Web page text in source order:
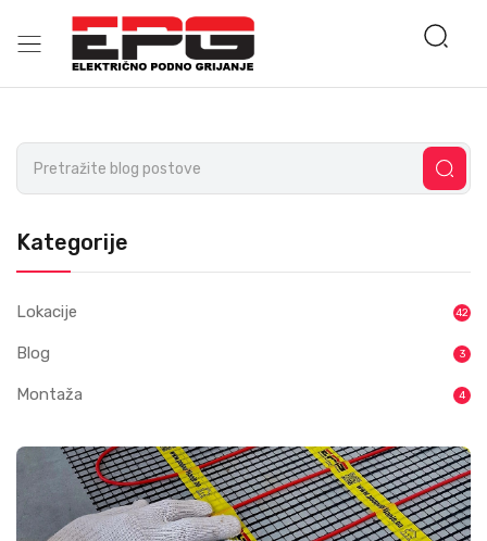
Kategorije
Lokacije 42
Blog 3
Montaža 4